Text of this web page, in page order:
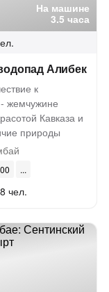
На машине
3.5 часа
Алибек
к
жемчужине
Кавказа и
природы
чел.